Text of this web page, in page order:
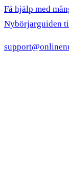
Få hjälp med
Nybörjarguiden